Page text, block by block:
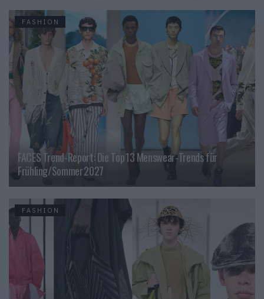
FASHION
FACES Trend-Report: Die Top 13 Menswear-Trends für
Frühling/Sommer 2027
FASHION